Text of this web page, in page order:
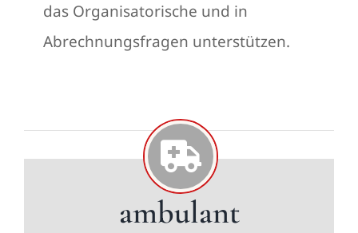
das Organisatorische und in
Abrechnungsfragen unterstützen.
ambulant